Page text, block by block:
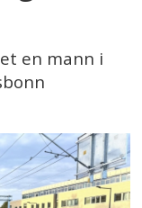
en mann i